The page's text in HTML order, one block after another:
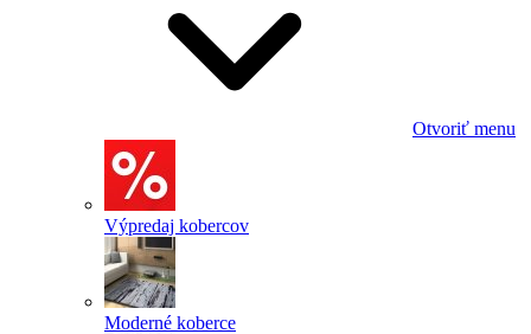
Otvoriť menu
Výpredaj kobercov
Moderné koberce